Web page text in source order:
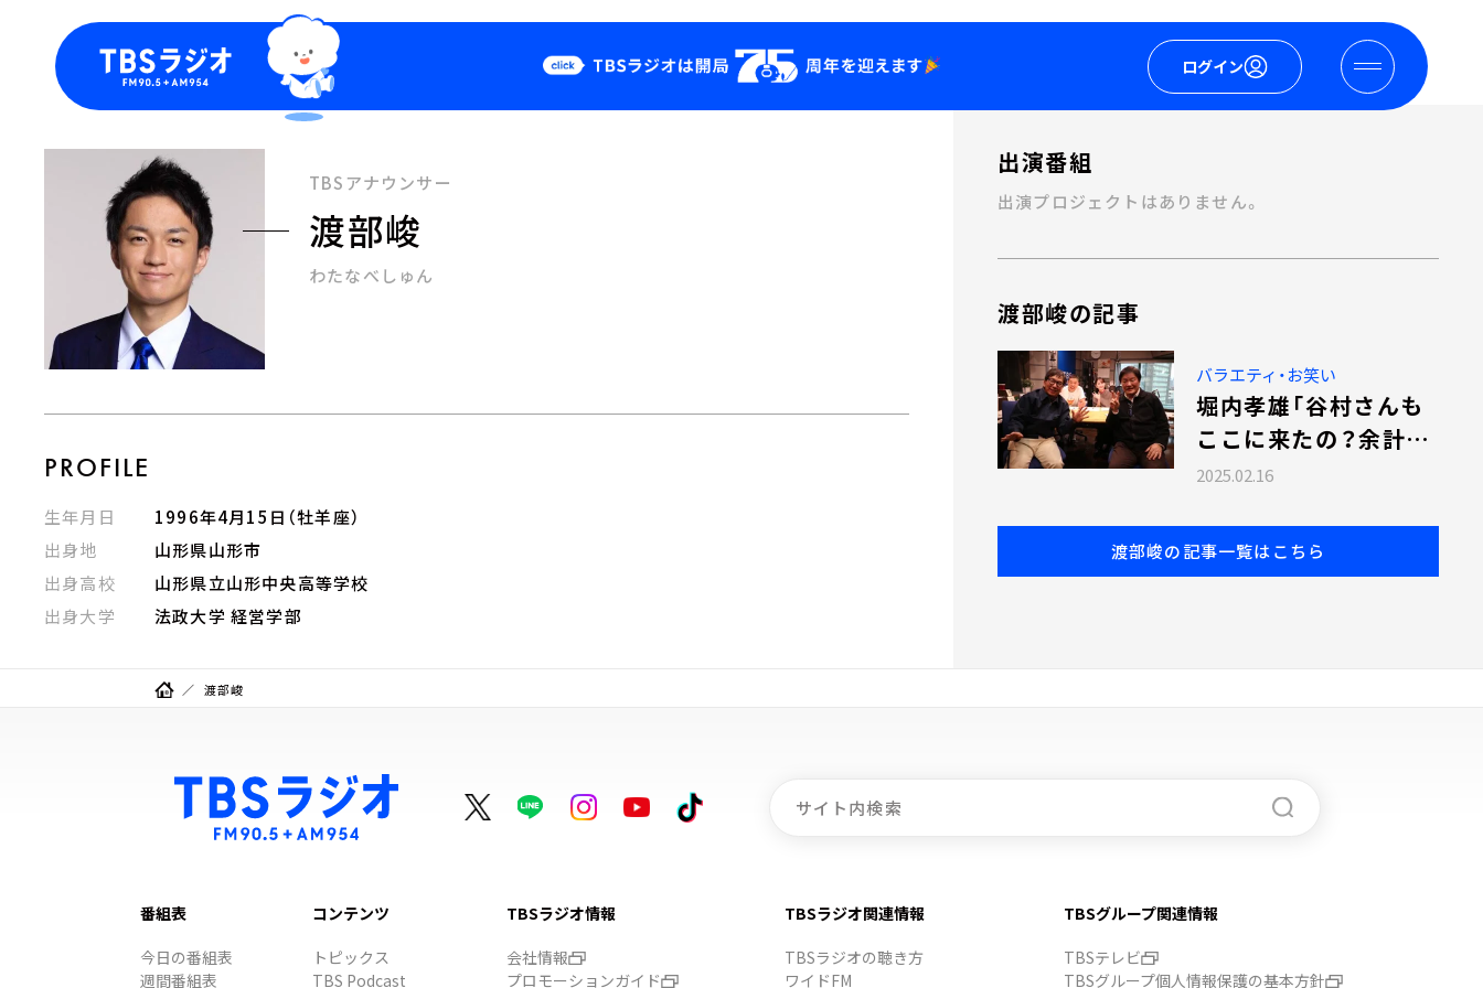
ログイン
今日の番組表
週間番組表
TBS
TBSアナウンサー
渡部峻
わたなべしゅん
PROFILE
生年月日
1996年4月15日（牡羊座）
出身地
山形県山形市
出身高校
山形県立山形中央高等学校
出身大学
法政大学 経営学部
出演番組
出演プロジェクトはありません。
渡部峻の記事
バラエティ・お笑い
堀内孝雄「谷村さんも
ここに来たの？余計な
こと言ってないでしょ
2025.02.16
渡部峻の記事一覧はこちら
渡部峻
番組表
今日の番組表
週間番組表
コンテンツ
トピックス
TBS Podcast
TBSラジオ情報
会社情報
プロモーションガイド
TBSラジオ関連情報
TBSラジオの聴き方
ワイドFM
TBSグループ関連情報
TBSテレビ
TBSグループ個人情報保護の基本方針